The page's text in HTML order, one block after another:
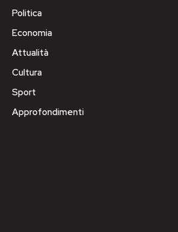
Politica
Economia
Attualità
Cultura
Sport
Approfondimenti